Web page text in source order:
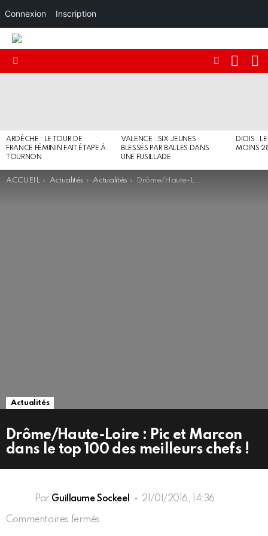
FOLLOW
ARDÈCHE : LE TOUR DE
FRANCE FÉMININ FAIT ÉTAPE À
TOURNON
VALENCE : SIX JEUNES
BLESSÉS PAR BALLES DANS
UNE FUSILLADE
DIOIS :
MOINS
You are here:
ACCUEIL Actualités Actualités Drôme/Haute-Loire : Pic et Marcon dans le top 100 des meilleurs chefs !
Actualités
Drôme/Haute-Loire : Pic et Marcon
dans le top 100 des meilleurs chefs !
Par Guillaume Sockeel 21/01/2016, 14:36
Commentaires fermés
Connexion Inscription